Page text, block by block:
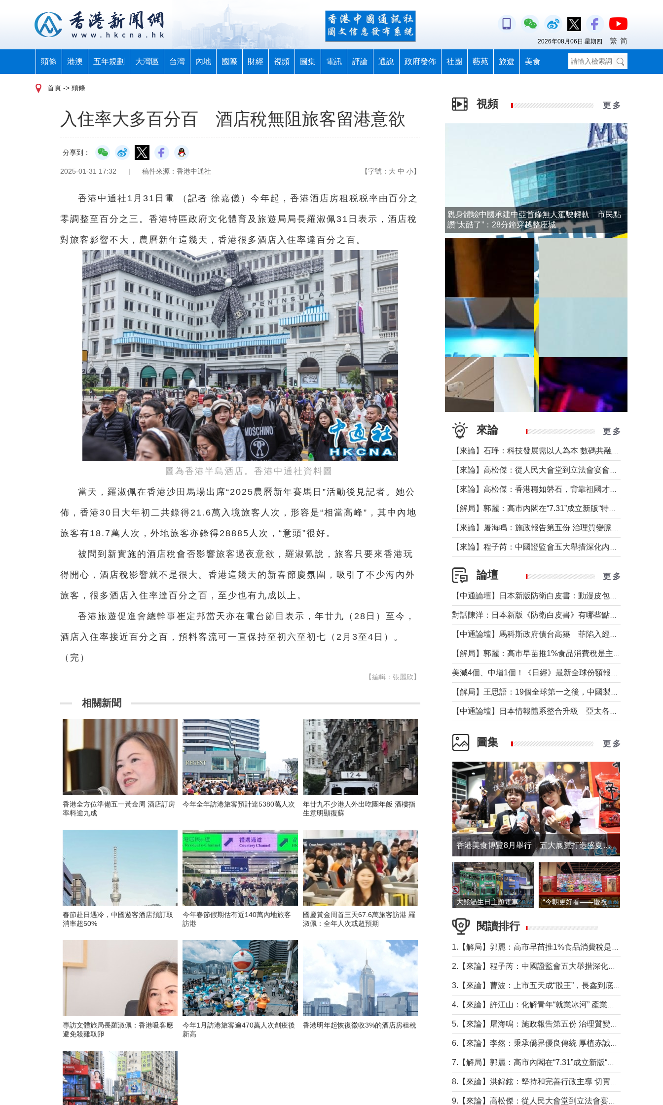
頭條 港澳 五年規劃 大灣區 台灣 內地 國際 財經 視頻 圖集 電訊 評論 通說 政府發佈 社團 藝苑 旅遊 美食
2026年08月06日 星期四 繁 简
首頁 -> 頭條
入住率大多百分百 酒店稅無阻旅客留港意欲
分享到：
2025-01-31 17:32 | 稿件來源：香港中通社 【字號： 大 中 小】
香港中通社1月31日電 （記者 徐嘉儀）今年起，香港酒店房租税税率由百分之
零調整至百分之三。香港特區政府文化體育及旅遊局局長羅淑佩31日表示，酒店稅
對旅客影響不大，農曆新年這幾天，香港很多酒店入住率達百分之百。
圖為香港半島酒店。香港中通社資料圖
當天，羅淑佩在香港沙田馬場出席“2025農曆新年賽馬日”活動後見記者。她公
佈，香港30日大年初二共錄得21.6萬入境旅客人次，形容是“相當高峰”，其中內地
旅客有18.7萬人次，外地旅客亦錄得28885人次，“意頭”很好。
被問到新實施的酒店稅會否影響旅客過夜意欲，羅淑佩說，旅客只要來香港玩
得開心，酒店稅影響就不是很大。香港這幾天的新春節慶氛圍，吸引了不少海內外
旅客，很多酒店入住率達百分之百，至少也有九成以上。
香港旅遊促進會總幹事崔定邦當天亦在電台節目表示，年廿九（28日）至今，
酒店入住率接近百分之百，預料客流可一直保持至初六至初七（2月3至4日）。
（完）
【編輯：張麗欣】
相關新聞
香港全方位準備五一黃金周 酒店訂房
率料逾九成
今年全年訪港旅客預計達5380萬人次
年廿九不少港人外出吃團年飯 酒樓指
生意明顯復蘇
春節赴日遇冷，中國遊客酒店預訂取
消率超50%
今年春節假期估有近140萬內地旅客
訪港
國慶黃金周首三天67.6萬旅客訪港 羅
淑佩：全年人次或超預期
專訪文體旅局長羅淑佩：香港吸客應
避免殺雞取卵
今年1月訪港旅客逾470萬人次創疫後
新高
香港明年起恢復徵收3%的酒店房租稅
視頻 更 多
親身體驗中國承建中亞首條無人駕駛輕軌 市民點
讚“太酷了”：28分鐘穿越整座城
來論 更 多
論壇 更 多
圖集 更 多
香港美食博覽8月舉行 五大展覽打造盛夏嘉年華
大熊貓生日主題電車在香港島行駛 “今朝更好看——慶祝中國共產黨成立105周年名家作品展”6日起舉行
閱讀排行